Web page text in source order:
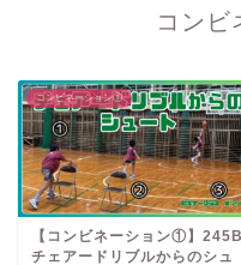
コン
コンビネーション①
【コンビネーション①】245B
チェアードリブルからのシュ